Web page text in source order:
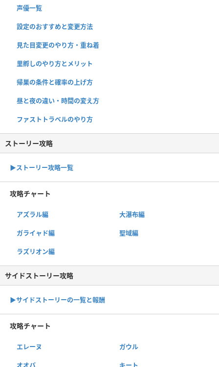
声優一覧
設定のおすすめと変更方法
見た目変更のやり方・重ね着
里孵しのやり方とメリット
帰巣の条件と確率の上げ方
昼と夜の違い・時間の変え方
ファストトラベルのやり方
ストーリー攻略
▶︎ストーリー攻略一覧
攻略チャート
アズラル編 大瀑布編
ガライャド編 聖域編
ラズリオン編
サイドストーリー攻略
▶サイドストーリーの一覧と報酬
攻略チャート
エレーヌ ガウル
オオパ キート